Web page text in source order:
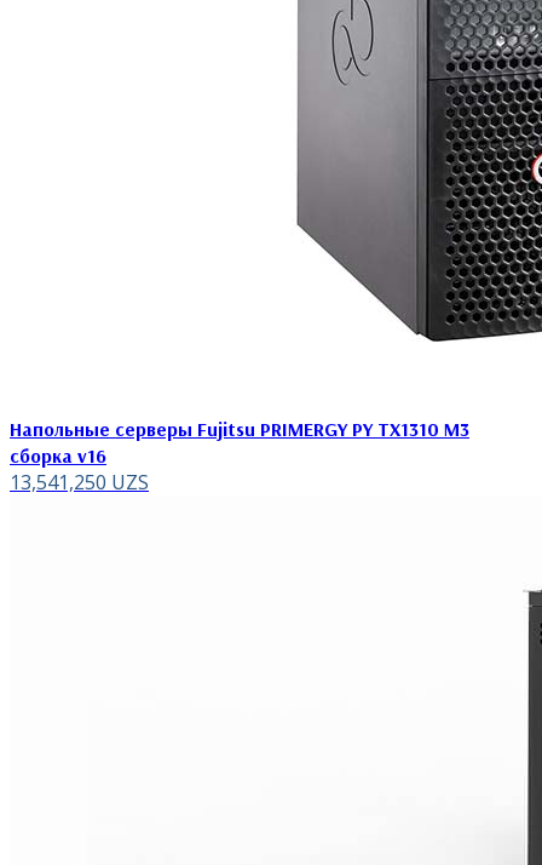
Напольные серверы Fujitsu PRIMERGY PY TX1310 M3
сборка v16
13,541,250 UZS